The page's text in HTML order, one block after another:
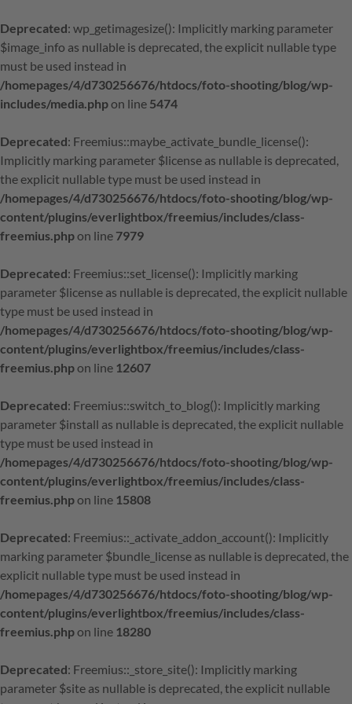
Deprecated: wp_getimagesize(): Implicitly marking parameter
$image_info as nullable is deprecated, the explicit nullable type
must be used instead in
/homepages/4/d730256676/htdocs/foto-shooting/blog/wp-
includes/media.phpon line 5474
Deprecated: Freemius::maybe_activate_bundle_license():
Implicitly marking parameter $license as nullable is deprecated,
the explicit nullable type must be used instead in
/homepages/4/d730256676/htdocs/foto-shooting/blog/wp-
content/plugins/everlightbox/freemius/includes/class-
freemius.phpon line 7979
Deprecated: Freemius::set_license(): Implicitly marking
parameter $license as nullable is deprecated, the explicit nullable
type must be used instead in
/homepages/4/d730256676/htdocs/foto-shooting/blog/wp-
content/plugins/everlightbox/freemius/includes/class-
freemius.phpon line 12607
Deprecated: Freemius::switch_to_blog(): Implicitly marking
parameter $install as nullable is deprecated, the explicit nullable
type must be used instead in
/homepages/4/d730256676/htdocs/foto-shooting/blog/wp-
content/plugins/everlightbox/freemius/includes/class-
freemius.phpon line 15808
Deprecated: Freemius::_activate_addon_account(): Implicitly
marking parameter $bundle_license as nullable is deprecated, the
explicit nullable type must be used instead in
/homepages/4/d730256676/htdocs/foto-shooting/blog/wp-
content/plugins/everlightbox/freemius/includes/class-
freemius.phpon line 18280
Deprecated: Freemius::_store_site(): Implicitly marking
parameter $site as nullable is deprecated, the explicit nullable